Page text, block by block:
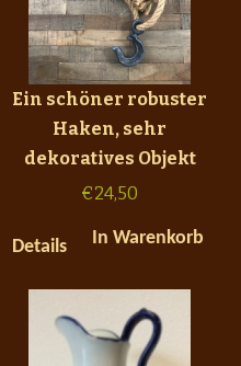
Ein schöner robuster
Haken, sehr
dekoratives Objekt
€24,50
Details In Warenkorb